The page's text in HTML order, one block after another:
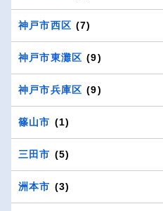
神戸市西区 (7)
神戸市東灘区 (9)
神戸市兵庫区 (9)
篠山市 (1)
三田市 (5)
洲本市 (3)